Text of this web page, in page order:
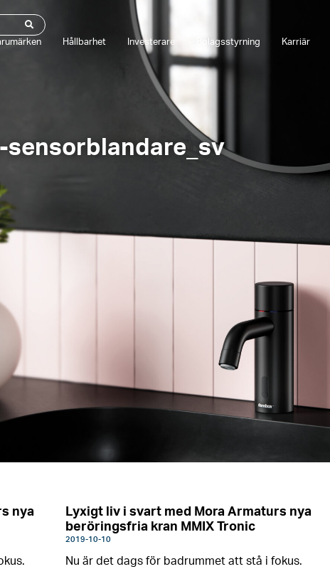
Hållbarhet Investerare Bolagsstyrning Karriär
sensorblandare_sv
nya
Lyxigt liv i svart med Mora Armaturs nya
beröringsfria kran MMIX Tronic
2019-10-10
Nu är det dags för badrummet att stå i fokus.